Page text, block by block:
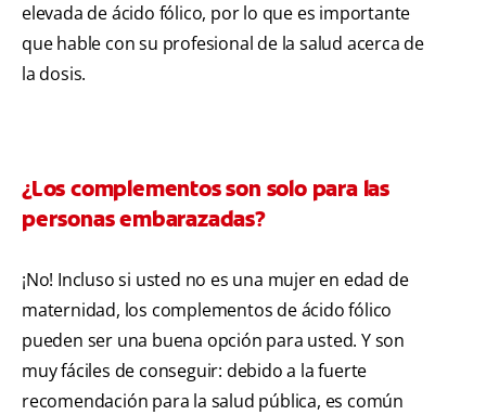
elevada de ácido fólico, por lo que es importante
que hable con su profesional de la salud acerca de
la dosis.
¿Los complementos son solo para las
personas embarazadas?
¡No! Incluso si usted no es una mujer en edad de
maternidad, los complementos de ácido fólico
pueden ser una buena opción para usted. Y son
muy fáciles de conseguir: debido a la fuerte
recomendación para la salud pública, es común